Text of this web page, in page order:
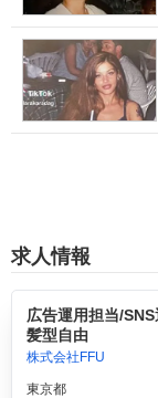
求人情報
広告運用担当/
髪型自由
株式会社FFU
東京都